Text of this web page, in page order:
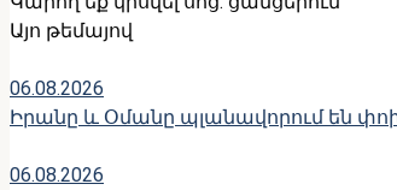
Այո թեմայով
06.08.2026
Իրանը և Օմանը պլանավորում են
06.08.2026